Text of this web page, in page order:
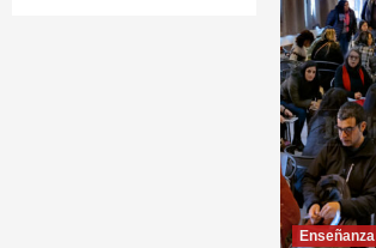
Enseñanza